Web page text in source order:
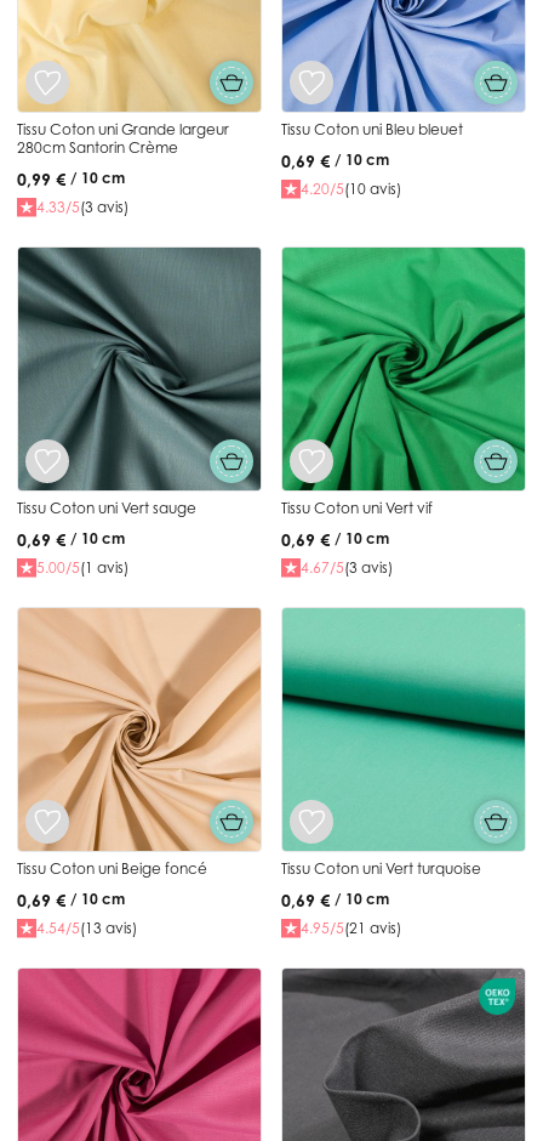
Tissu Coton uni Grande largeur
280cm Santorin Crème
0,99 € / 10 cm
4.33/5(3 avis)
Tissu Coton uni Bleu bleuet
0,69 € / 10 cm
4.20/5(10 avis)
Tissu Coton uni Vert sauge
0,69 € / 10 cm
5.00/5(1 avis)
Tissu Coton uni Vert vif
0,69 € / 10 cm
4.67/5(3 avis)
Tissu Coton uni Beige foncé
0,69 € / 10 cm
4.54/5(13 avis)
Tissu Coton uni Vert turquoise
0,69 € / 10 cm
4.95/5(21 avis)